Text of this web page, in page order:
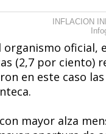
INFLACION
organismo oficial,
(2,7 por ciento)
en este caso
mayor alza